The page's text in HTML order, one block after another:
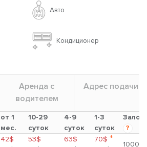
Авто
Кондиционер
Аренда с
водителем
Адрес подачи
от 1
мес.
10-29
суток
4-9
суток
1-3
суток
Залог
?
42$
53$
63$
70$ *
1000$